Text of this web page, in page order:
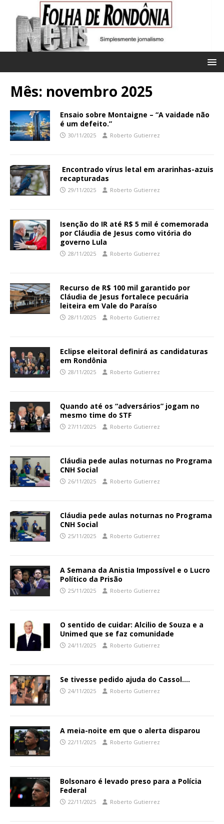
Mês: novembro 2025
Ensaio sobre Montaigne – “A vaidade não
é um defeito.”
30/11/2025 Roberto Gutierrez
Encontrado vírus letal em ararinhas-azuis
recapturadas
29/11/2025 Roberto Gutierrez
Isenção do IR até R$ 5 mil é comemorada
por Cláudia de Jesus como vitória do
governo Lula
28/11/2025 Roberto Gutierrez
Recurso de R$ 100 mil garantido por
Cláudia de Jesus fortalece pecuária
leiteira em Vale do Paraíso
28/11/2025 Roberto Gutierrez
Eclipse eleitoral definirá as candidaturas
em Rondônia
28/11/2025 Roberto Gutierrez
Quando até os “adversários” jogam no
mesmo time do STF
27/11/2025 Roberto Gutierrez
Cláudia pede aulas noturnas no Programa
CNH Social
26/11/2025 Roberto Gutierrez
Cláudia pede aulas noturnas no Programa
CNH Social
25/11/2025 Roberto Gutierrez
A Semana da Anistia Impossível e o Lucro
Político da Prisão
25/11/2025 Roberto Gutierrez
O sentido de cuidar: Alcilio de Souza e a
Unimed que se faz comunidade
24/11/2025 Roberto Gutierrez
Se tivesse pedido ajuda do Cassol….
24/11/2025 Roberto Gutierrez
A meia-noite em que o alerta disparou
22/11/2025 Roberto Gutierrez
Bolsonaro é levado preso para a Polícia
Federal
22/11/2025 Roberto Gutierrez